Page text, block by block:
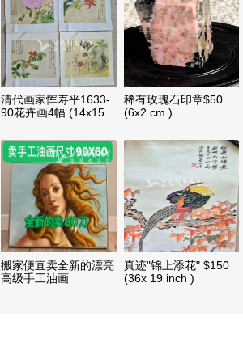
清代画家恽寿平1633-
90花卉画4幅 (14x15
稀有玫瑰石印章$50
(6x2 cm )
搬家便宜卖全新的漂亮
高级手工油画
真迹"锦上添花" $150
(36x 19 inch )